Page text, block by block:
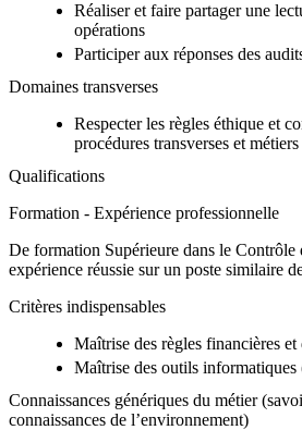
Réaliser et faire partager une
opérations
Participer aux réponses des
Domaines transverses
Respecter les règles éthique et
procédures transverses et métiers
Qualifications
Formation - Expérience professionnelle
De formation Supérieure dans le Contrôle
expérience réussie sur un poste similaire
Critères indispensables
Maîtrise des règles financières
Maîtrise des outils
Connaissances génériques du métier
connaissances de l’environnement)